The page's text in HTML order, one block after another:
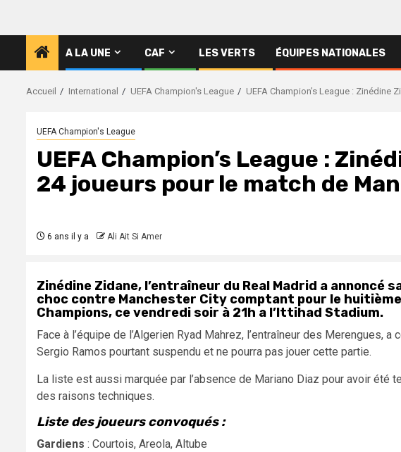
A LA UNE CAF LES VERTS ÉQUIPES NATIONALES
Accueil International UEFA Champion's League UEFA Champion’s League : Zinédine
UEFA Champion's League
UEFA Champion’s League :
24 joueurs pour le match de
6 ans il y a Ali Ait Si Amer
Zinédine Zidane, l’entraîneur du Real Madrid a annoncé
choc contre Manchester City comptant pour le
Champions, ce vendredi soir à 21h a l’Ittihad Stadium.
Face à l’équipe de l’Algerien Ryad Mahrez, l’entraîneur des Merengues,
Sergio Ramos pourtant suspendu et ne pourra pas jouer cette partie.
La liste est aussi marquée par l’absence de Mariano Diaz pour avoir été
des raisons techniques.
Liste des joueurs convoqués :
Gardiens : Courtois, Areola, Altube